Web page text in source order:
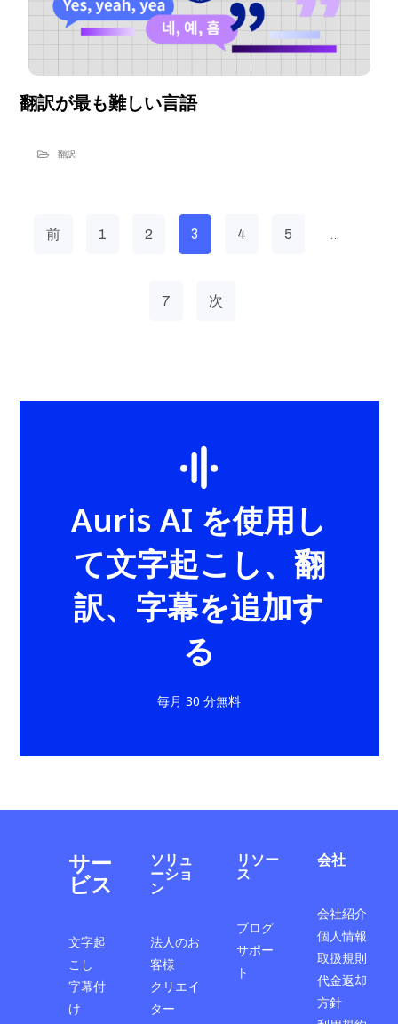
翻訳が最も難しい言語
翻訳
前 1 2 3 4 5 …
7 次
Auris AI を使用し
て文字起こし、翻
訳、字幕を追加す
る
毎月 30 分無料
サー
ビス
文字起
こし
字幕付
け
ソリュ
ーショ
ン
法人のお
客様
クリエイ
ター
リソー
ス
ブログ
サポー
ト
会社
会社紹介
個人情報
取扱規則
代金返却
方針